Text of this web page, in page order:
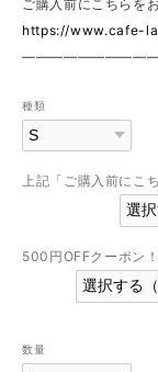
ご購入前にこちらを
https://www.cafe-
種類
上記「ご購入前にこ
500円OFFクーポン
数量